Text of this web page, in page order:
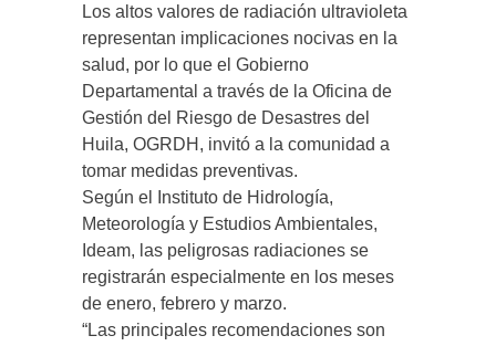
Los altos valores de radiación ultravioleta
representan implicaciones nocivas en la
salud, por lo que el Gobierno
Departamental a través de la Oficina de
Gestión del Riesgo de Desastres del
Huila, OGRDH, invitó a la comunidad a
tomar medidas preventivas.
Según el Instituto de Hidrología,
Meteorología y Estudios Ambientales,
Ideam, las peligrosas radiaciones se
registrarán especialmente en los meses
de enero, febrero y marzo.
“Las principales recomendaciones son